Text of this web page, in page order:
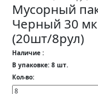
Мусорный
Черный 30
(20шт/8рул)
Наличие :
В упаковке: 8 шт.
Кол-во: